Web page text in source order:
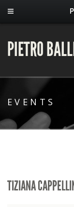
PIETRO
EVENTS
TIZIANA